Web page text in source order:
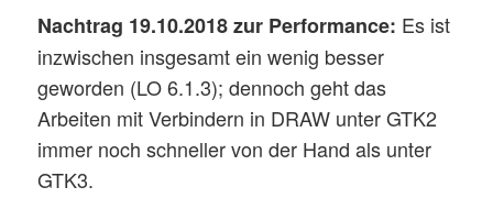
Nachtrag 19.10.2018 zur Performance: Es ist
inzwischen insgesamt ein wenig besser
geworden (LO 6.1.3); dennoch geht das
Arbeiten mit Verbindern in DRAW unter GTK2
immer noch schneller von der Hand als unter
GTK3.